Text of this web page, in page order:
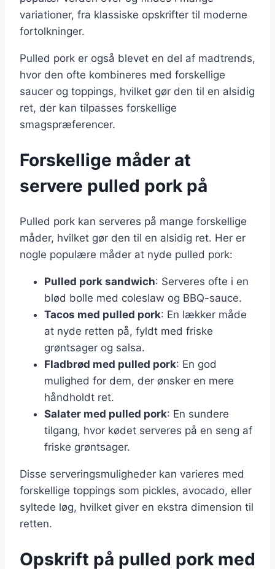
variationer, fra klassiske opskrifter til moderne
fortolkninger.
Pulled pork er også blevet en del af madtrends,
hvor den ofte kombineres med forskellige
saucer og toppings, hvilket gør den til en alsidig
ret, der kan tilpasses forskellige
smagspræferencer.
Forskellige måder at
servere pulled pork på
Pulled pork kan serveres på mange forskellige
måder, hvilket gør den til en alsidig ret. Her er
nogle populære måder at nyde pulled pork:
Pulled pork sandwich: Serveres ofte i en
blød bolle med coleslaw og BBQ-sauce.
Tacos med pulled pork: En lækker måde
at nyde retten på, fyldt med friske
grøntsager og salsa.
Fladbrød med pulled pork: En god
mulighed for dem, der ønsker en mere
håndholdt ret.
Salater med pulled pork: En sundere
tilgang, hvor kødet serveres på en seng af
friske grøntsager.
Disse serveringsmuligheder kan varieres med
forskellige toppings som pickles, avocado, eller
syltede løg, hvilket giver en ekstra dimension til
retten.
Opskrift på pulled pork med